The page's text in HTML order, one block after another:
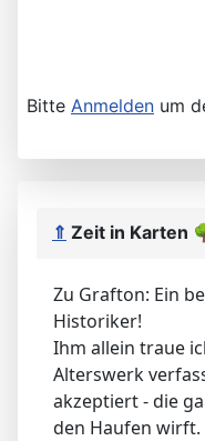
Bitte Anmelden um
⇑ Zeit in Karten
Zu Grafton: Ein
Historiker!
Ihm allein traue
Alterswerk
akzeptiert - die
den Haufen wirft.